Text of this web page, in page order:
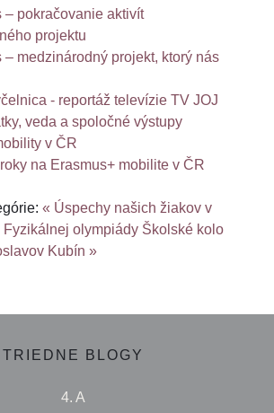
– pokračovanie aktivít
projektu
– medzinárodný projekt, ktorý nás
- reportáž televízie TV JOJ
veda a spoločné výstupy
v ČR
na Erasmus+ mobilite v ČR
« Úspechy našich žiakov v
olympiády Školské kolo
Kubín »
TRIEDNE BLOGY
4. A